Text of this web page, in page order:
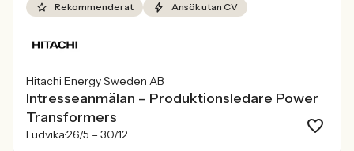
Rekommenderat Ansök utan CV
Hitachi Energy Sweden AB
Intresseanmälan – Produktionsledare Power
Transformers
Ludvika26/5 – 30/12